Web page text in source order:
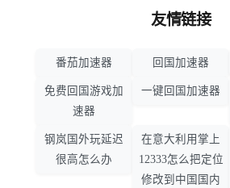
友情链接
番茄加速器 回国加速器
免费回国游戏加
速器
一键回国加速器
钢岚国外玩延迟
很高怎么办
在意大利用掌上
12333怎么把定位
修改到中国国内